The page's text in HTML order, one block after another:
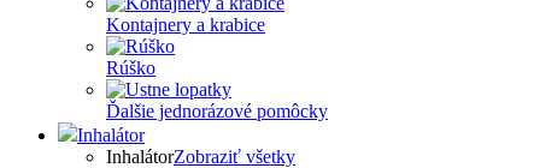
Kontajnery a krabice
Rúško
Ďalšie jednorázové pomôcky
Inhalátor
InhalátorZobraziť všetky